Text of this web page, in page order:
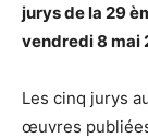
jurys de la 29
vendredi 8 mai
Les cinq jurys
œuvres